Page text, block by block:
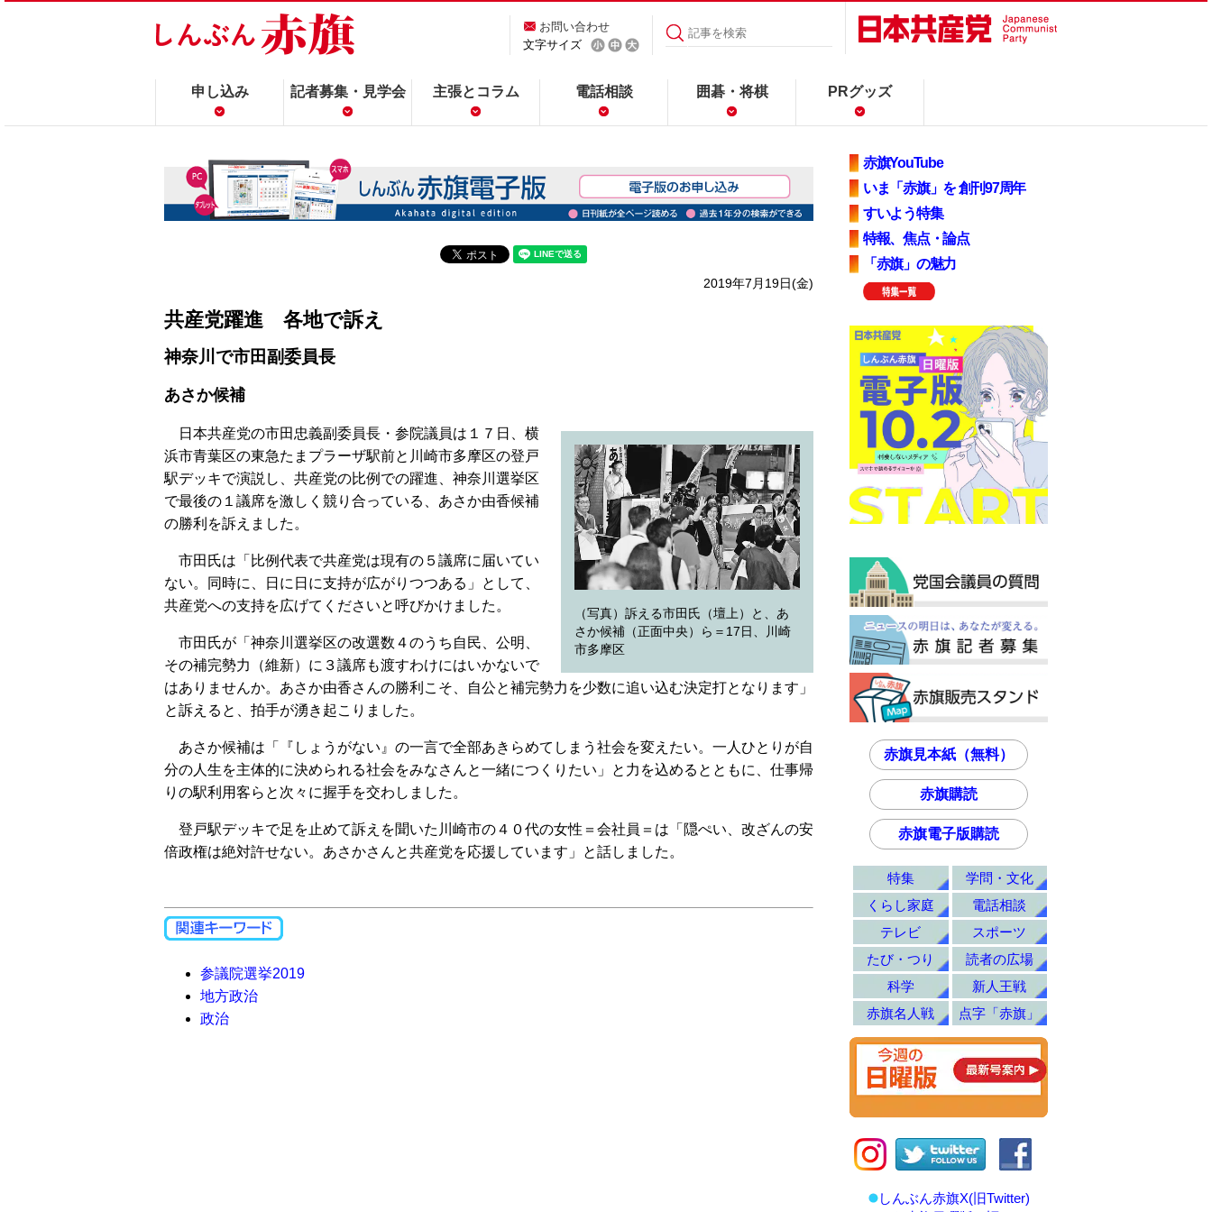
お問い合わせ
文字サイズ
申し込み 記者募集・見学会 主張とコラム 電話相談 囲碁・将棋 PRグッズ
2019年7月19日(金)
共産党躍進 各地で訴え
神奈川で市田副委員長
あさか候補
（写真）訴える市田氏（壇上）と、あ
さか候補（正面中央）ら＝17日、川崎
市多摩区
日本共産党の市田忠義副委員長・参院議員は１７日、横
浜市青葉区の東急たまプラーザ駅前と川崎市多摩区の登戸
駅デッキで演説し、共産党の比例での躍進、神奈川選挙区
で最後の１議席を激しく競り合っている、あさか由香候補
の勝利を訴えました。
市田氏は「比例代表で共産党は現有の５議席に届いてい
ない。同時に、日に日に支持が広がりつつある」として、
共産党への支持を広げてくださいと呼びかけました。
市田氏が「神奈川選挙区の改選数４のうち自民、公明、
その補完勢力（維新）に３議席も渡すわけにはいかないで
はありませんか。あさか由香さんの勝利こそ、自公と補完勢力を少数に追い込む決定打となります」
と訴えると、拍手が湧き起こりました。
あさか候補は「『しょうがない』の一言で全部あきらめてしまう社会を変えたい。一人ひとりが自
分の人生を主体的に決められる社会をみなさんと一緒につくりたい」と力を込めるとともに、仕事帰
りの駅利用客らと次々に握手を交わしました。
登戸駅デッキで足を止めて訴えを聞いた川崎市の４０代の女性＝会社員＝は「隠ぺい、改ざんの安
倍政権は絶対許せない。あさかさんと共産党を応援しています」と話しました。
参議院選挙2019
地方政治
政治
赤旗YouTube
いま「赤旗」を 創刊97周年
すいよう特集
特報、焦点・論点
「赤旗」の魅力
赤旗見本紙（無料）
赤旗購読
赤旗電子版購読
特集
学問・文化
くらし家庭
電話相談
テレビ
スポーツ
たび・つり
読者の広場
科学
新人王戦
赤旗名人戦
点字「赤旗」
しんぶん赤旗X(旧Twitter)